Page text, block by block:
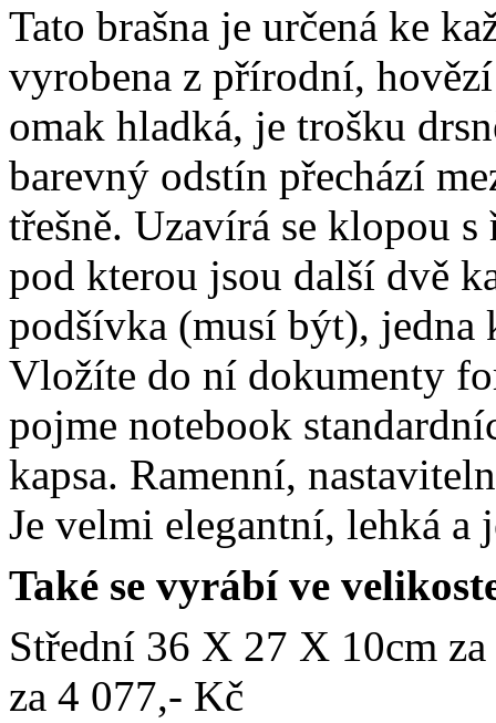
Tato brašna je určená ke
vyrobena z přírodní,
omak hladká, je trošku
barevný odstín přechází
třešně. Uzavírá se klopou
pod kterou jsou další dvě
podšívka (musí být), jedna
Vložíte do ní dokumenty
pojme notebook
kapsa. Ramenní,
Je velmi elegantní, lehká
Také se vyrábí ve
Střední 36 X 27 X 10cm
za 4 077,- Kč